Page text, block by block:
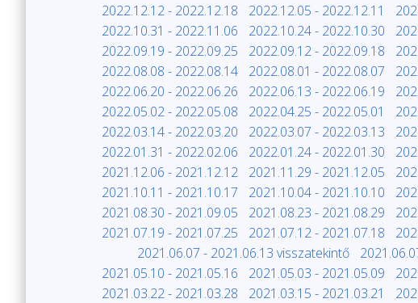
2022.12.12 - 2022.12.18
2022.12.05 - 2022.12.11
2022.10.31 - 2022.11.06
2022.10.24 - 2022.10.30
2022.09.19 - 2022.09.25
2022.09.12 - 2022.09.18
2022.08.08 - 2022.08.14
2022.08.01 - 2022.08.07
2022.06.20 - 2022.06.26
2022.06.13 - 2022.06.19
2022.05.02 - 2022.05.08
2022.04.25 - 2022.05.01
2022.03.14 - 2022.03.20
2022.03.07 - 2022.03.13
2022.01.31 - 2022.02.06
2022.01.24 - 2022.01.30
2021.12.06 - 2021.12.12
2021.11.29 - 2021.12.05
2021.10.11 - 2021.10.17
2021.10.04 - 2021.10.10
2021.08.30 - 2021.09.05
2021.08.23 - 2021.08.29
2021.07.19 - 2021.07.25
2021.07.12 - 2021.07.18
2021.06.07 - 2021.06.13 visszatekintő
2021.05.10 - 2021.05.16
2021.05.03 - 2021.05.09
2021.03.22 - 2021.03.28
2021.03.15 - 2021.03.21